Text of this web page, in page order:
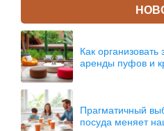
Как
аренды пуфов и
Прагматичный
посуда меняет